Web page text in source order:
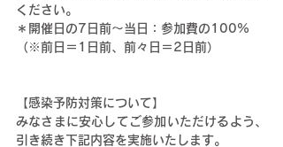
ください。
＊開催日の7日前～当日：参加費の100%
（※前日＝1日前、前々日＝2日前）
【感染予防対策について】
みなさまに安心してご参加いただけるよう、
引き続き下記内容を実施いたします。